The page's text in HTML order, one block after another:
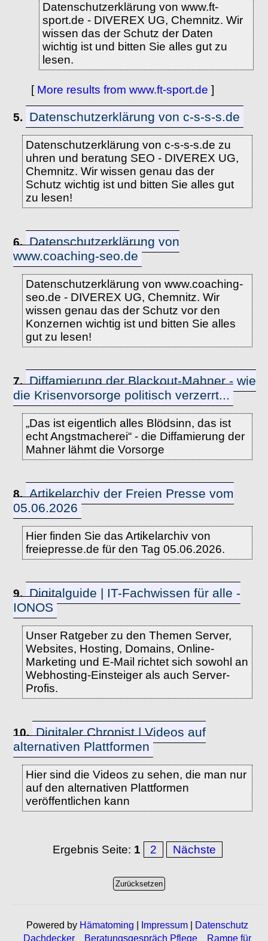
Datenschutzerklärung von www.ft-
sport.de - DIVEREX UG, Chemnitz. Wir
wissen das der Schutz der Daten
wichtig ist und bitten Sie alles gut zu
lesen.
[ More results from www.ft-sport.de ]
5. Datenschutzerklärung von c-s-s-s.de
Datenschutzerklärung von c-s-s-s.de zu
uhren und beratung SEO - DIVEREX UG,
Chemnitz. Wir wissen genau das der
Schutz wichtig ist und bitten Sie alles gut
zu lesen!
6. Datenschutzerklärung von
www.coaching-seo.de
Datenschutzerklärung von www.coaching-
seo.de - DIVEREX UG, Chemnitz. Wir
wissen genau das der Schutz vor den
Konzernen wichtig ist und bitten Sie alles
gut zu lesen!
7. Diffamierung der Blackout-Mahner - wie
die Krisenvorsorge politisch verzerrt...
„Das ist eigentlich alles Blödsinn, das ist
echt Angstmacherei“ - die Diffamierung der
Mahner lähmt die Vorsorge
8. Artikelarchiv der Freien Presse vom
05.06.2026
Hier finden Sie das Artikelarchiv von
freiepresse.de für den Tag 05.06.2026.
9. Digitalguide | IT-Fachwissen für alle -
IONOS
Unser Ratgeber zu den Themen Server,
Websites, Hosting, Domains, Online-
Marketing und E-Mail richtet sich sowohl an
Webhosting-Einsteiger als auch Server-
Profis.
10. Digitaler Chronist | Videos auf
alternativen Plattformen
Hier sind die Videos zu sehen, die man nur
auf den alternativen Plattformen
veröffentlichen kann
Ergebnis Seite: 1 2 Nächste
Powered by Hämatoming Impressum
Datenschutz
Dachdecker
Beratungsgespräch Pflege Rampe für